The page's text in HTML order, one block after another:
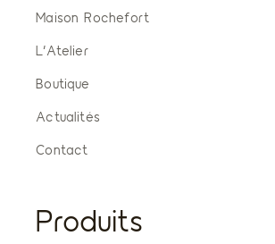
Maison Rochefort
L’Atelier
Boutique
Actualités
Contact
Produits